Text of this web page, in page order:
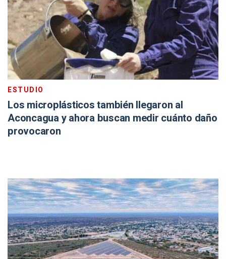
ESTUDIO
Los microplásticos también llegaron al
Aconcagua y ahora buscan medir cuánto daño
provocaron